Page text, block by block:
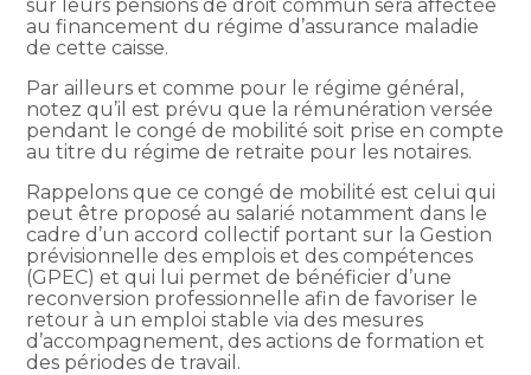
sur leurs pensions de droit commun sera affectée
au financement du régime d’assurance maladie
de cette caisse.
Par ailleurs et comme pour le régime général,
notez qu’il est prévu que la rémunération versée
pendant le congé de mobilité soit prise en compte
au titre du régime de retraite pour les notaires.
Rappelons que ce congé de mobilité est celui qui
peut être proposé au salarié notamment dans le
cadre d’un accord collectif portant sur la Gestion
prévisionnelle des emplois et des compétences
(GPEC) et qui lui permet de bénéficier d’une
reconversion professionnelle afin de favoriser le
retour à un emploi stable via des mesures
d’accompagnement, des actions de formation et
des périodes de travail.